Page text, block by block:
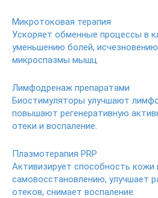
Микротоковая терапия
Ускоряет обменные процессы в
уменьшению болей,
микроспазмы мышц.
Лимфодренаж препаратами
Биостимуляторы улучшают
повышают регенеративную
отеки и воспаление.
Плазмотерапия PRP
Активизирует способность кожи
самовосстановлению, улучшает
отеков, снимает воспаление.